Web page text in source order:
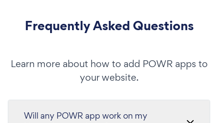
Frequently Asked Questions
Learn more about how to add POWR apps to
your website.
Will any POWR app work on my